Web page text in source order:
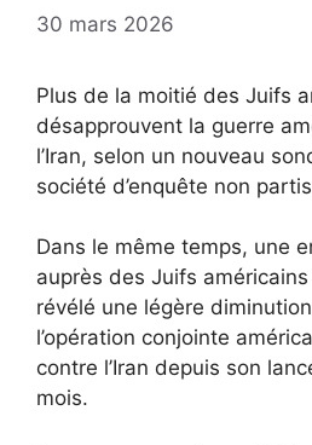
30 mars 2026
Plus de la moitié des Juifs
désapprouvent la guerre
l’Iran, selon un nouveau
société d’enquête non
Dans le même temps, une
auprès des Juifs
révélé une légère
l’opération conjointe
contre l’Iran depuis son
mois.